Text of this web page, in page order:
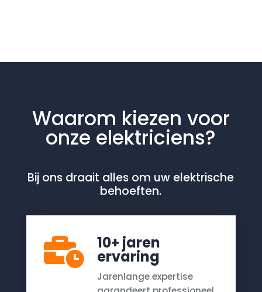
Waarom kiezen voor
onze elektriciens?
Bij ons draait alles om uw elektrische
behoeften.
 10+ jaren
ervaring
Jarenlange expertise